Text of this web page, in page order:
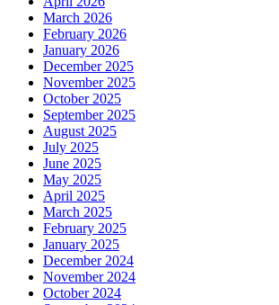
March 2026
February 2026
January 2026
December 2025
November 2025
October 2025
September 2025
August 2025
July 2025
June 2025
May 2025
April 2025
March 2025
February 2025
January 2025
December 2024
November 2024
October 2024